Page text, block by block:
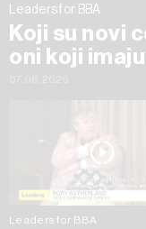
Leaders for BBA
Koji su novi
oni koji
Leaders for BBA